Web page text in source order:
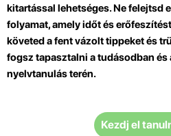
kitartással lehetséges. Ne felejtsd
folyamat, amely időt és
követed a fent vázolt tippeket és
fogsz tapasztalni a tudásodban és
nyelvtanulás terén.
Kezdj el